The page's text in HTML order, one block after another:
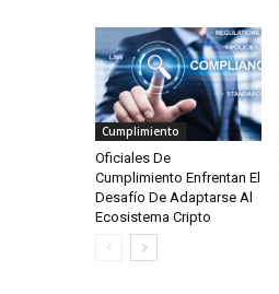
Cumplimiento
Oficiales De
Cumplimiento Enfrentan El
Desafío De Adaptarse Al
Ecosistema Cripto